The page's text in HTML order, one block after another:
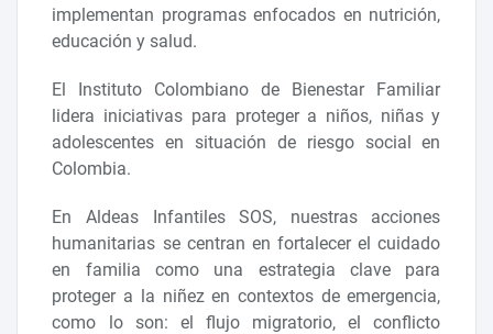
implementan programas enfocados en nutrición,
educación y salud.
El Instituto Colombiano de Bienestar Familiar
lidera iniciativas para proteger a niños, niñas y
adolescentes en situación de riesgo social en
Colombia.
En Aldeas Infantiles SOS, nuestras acciones
humanitarias se centran en fortalecer el cuidado
en familia como una estrategia clave para
proteger a la niñez en contextos de emergencia,
como lo son: el flujo migratorio, el conflicto